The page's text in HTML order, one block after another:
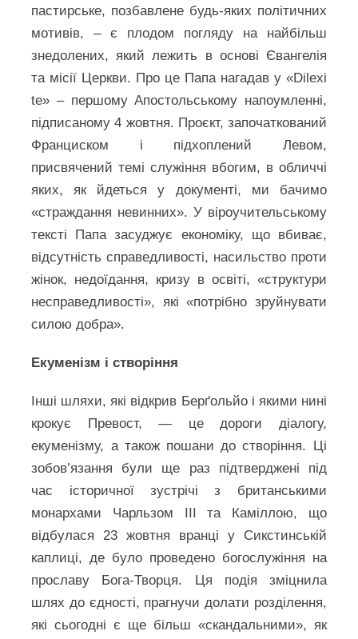
пастирське, позбавлене будь-яких політичних
мотивів, – є плодом погляду на найбільш
знедолених, який лежить в основі Євангелія
та місії Церкви. Про це Папа нагадав у «Dilexi
te» – першому Апостольському напоумленні,
підписаному 4 жовтня. Проєкт, започаткований
Франциском і підхоплений Левoм,
присвячений темі служіння вбогим, в обличчі
яких, як йдеться у документі, ми бачимо
«страждання невинних». У віроучительському
тексті Папа засуджує економіку, що вбиває,
відсутність справедливості, насильство проти
жінок, недоїдання, кризу в освіті, «структури
несправедливості», які «потрібно зруйнувати
силою добра».
Екуменізм і створіння
Інші шляхи, які відкрив Берґольйо і якими нині
крокує Превост, — це дороги діалогу,
екуменізму, а також пошани до створіння. Ці
зобов’язання були ще раз підтверджені під
час історичної зустрічі з британськими
монархами Чарльзом III та Каміллою, що
відбулася 23 жовтня вранці у Сикстинській
каплиці, де було проведено богослужіння на
прославу Бога-Творця. Ця подія зміцнила
шлях до єдності, прагнучи долати розділення,
які сьогодні є ще більш «скандальними», як